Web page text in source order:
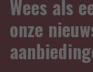
Wees als
onze